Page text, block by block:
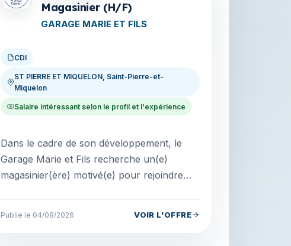
Magasinier (H/F)
GARAGE MARIE ET FILS
CDI
ST PIERRE ET MIQUELON, Saint-Pierre-et-
Miquelon
Salaire intéressant selon le profil et l'expérience
Dans le cadre de son développement, le
Garage Marie et Fils recherche un(e)
magasinier(ère) motivé(e) pour rejoindre
Publie le 04/08/2026 VOIR L'OFFRE